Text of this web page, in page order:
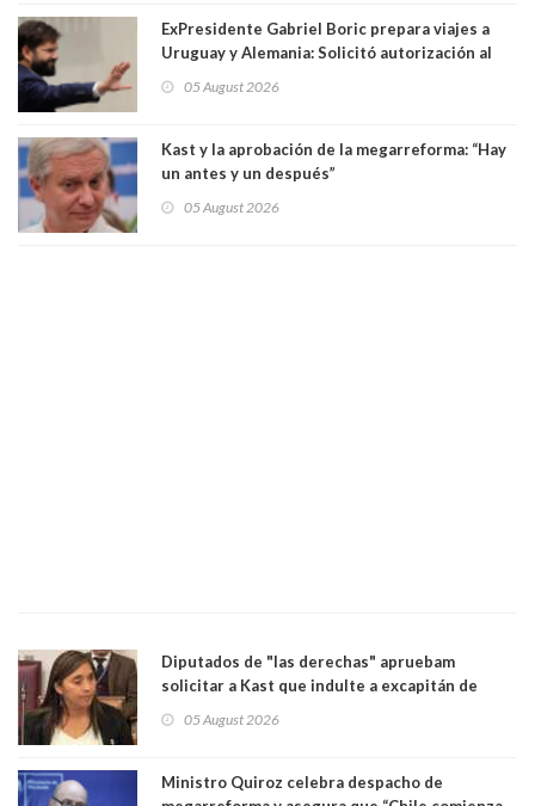
ExPresidente Gabriel Boric prepara viajes a
Uruguay y Alemania: Solicitó autorización al
05 August 2026
Kast y la aprobación de la megarreforma: “Hay
un antes y un después”
05 August 2026
Diputados de "las derechas" apruebam
solicitar a Kast que indulte a excapitán de
senadora Fabiola Campillai
05 August 2026
Ministro Quiroz celebra despacho de